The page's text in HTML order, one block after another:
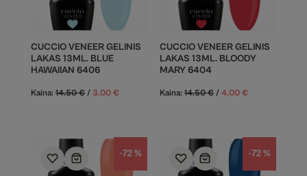
CUCCIO VENEER GELINIS
LAKAS 13ML. BLUE
HAWAIIAN 6406
Kaina: 14.50€ / 3.00 €
CUCCIO VENEER GELINIS
LAKAS 13ML. BLOODY
MARY 6404
Kaina:14.50€ / 4.00 €
-72 % -72 %